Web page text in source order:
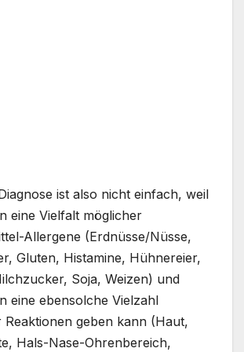
ist also nicht einfach, weil
eine Vielfalt möglicher
Allergene (Erdnüsse/Nüsse,
Gluten, Histamine, Hühnereier,
Soja, Weizen) und
eine ebensolche Vielzahl
geben kann (Haut,
Hals-Nase-Ohrenbereich,